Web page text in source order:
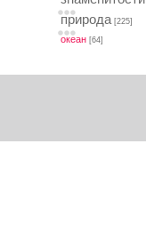
природа [225]
океан [64]